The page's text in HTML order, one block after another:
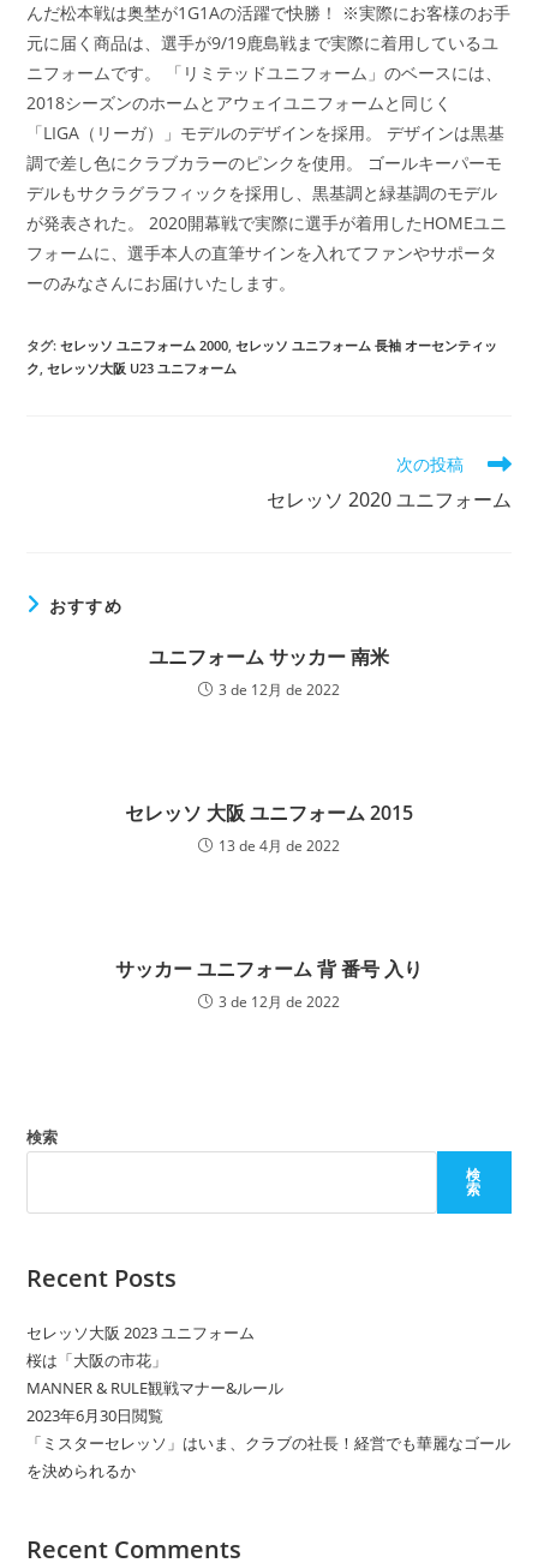
んだ松本戦は奥埜が1G1Aの活躍で快勝！ ※実際にお客様のお手
元に届く商品は、選手が9/19鹿島戦まで実際に着用しているユ
ニフォームです。 「リミテッドユニフォーム」のベースには、
2018シーズンのホームとアウェイユニフォームと同じく
「LIGA（リーガ）」モデルのデザインを採用。 デザインは黒基
調で差し色にクラブカラーのピンクを使用。 ゴールキーパーモ
デルもサクラグラフィックを採用し、黒基調と緑基調のモデル
が発表された。 2020開幕戦で実際に選手が着用したHOMEユニ
フォームに、選手本人の直筆サインを入れてファンやサポータ
ーのみなさんにお届けいたします。
タグ:セレッソ ユニフォーム 2000, セレッソ ユニフォーム 長袖 オーセンティッ
ク, セレッソ大阪 U23 ユニフォーム
を
次の投稿
セレッソ 2020 ユニフォーム
おすすめ
ユニフォーム サッカー 南米
3 de 12月 de 2022
セレッソ 大阪 ユニフォーム 2015
13 de 4月 de 2022
サッカー ユニフォーム 背 番号 入り
3 de 12月 de 2022
検索
検
索
Recent Posts
セレッソ大阪 2023 ユニフォーム
桜は「大阪の市花」
MANNER & RULE観戦マナー&ルール
2023年6月30日閲覧
「ミスターセレッソ」はいま、クラブの社長！経営でも華麗なゴール
を決められるか
Recent Comments